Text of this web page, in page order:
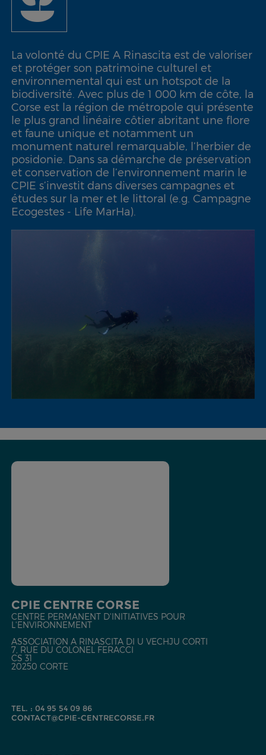
La volonté du CPIE A Rinascita est de valoriser
et protéger son patrimoine culturel et
environnemental qui est un hotspot de la
biodiversité. Avec plus de 1 000 km de côte, la
Corse est la région de métropole qui présente
le plus grand linéaire côtier abritant une flore
et faune unique et notamment un
monument naturel remarquable, l’herbier de
posidonie. Dans sa démarche de préservation
et conservation de l’environnement marin le
CPIE s’investit dans diverses campagnes et
études sur la mer et le littoral (e.g. Campagne
Ecogestes - Life MarHa).
CPIE CENTRE CORSE
CENTRE PERMANENT D'INITIATIVES POUR
L'ENVIRONNEMENT
ASSOCIATION A RINASCITA DI U VECHJU CORTI
7, RUE DU COLONEL FERACCI
CS 31
20250 CORTE
TEL. : 04 95 54 09 86
CONTACT@CPIE-CENTRECORSE.FR